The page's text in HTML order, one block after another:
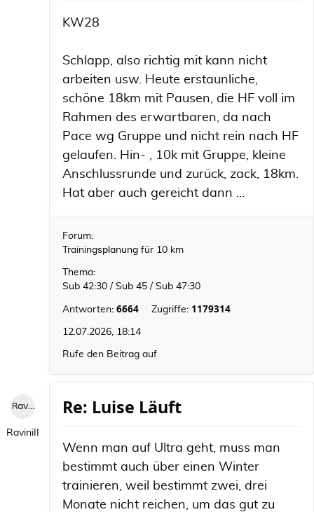
KW28
Schlapp, also richtig mit kann nicht
arbeiten usw. Heute erstaunliche,
schöne 18km mit Pausen, die HF voll im
Rahmen des erwartbaren, da nach
Pace wg Gruppe und nicht rein nach HF
gelaufen. Hin- , 10k mit Gruppe, kleine
Anschlussrunde und zurück, zack, 18km.
Hat aber auch gereicht dann ...
Forum:
Trainingsplanung für 10 km
Thema:
Sub 42:30 / Sub 45 / Sub 47:30
Antworten: 6664 Zugriffe: 1179314
12.07.2026, 18:14
Rufe den Beitrag auf
RaviniII
RaviniII
Re: Luise Läuft
Wenn man auf Ultra geht, muss man
bestimmt auch über einen Winter
trainieren, weil bestimmt zwei, drei
Monate nicht reichen, um das gut zu